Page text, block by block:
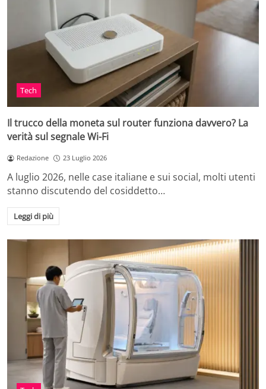
Tech
Il trucco della moneta sul router funziona davvero? La
verità sul segnale Wi-Fi
Redazione 23 Luglio 2026
A luglio 2026, nelle case italiane e sui social, molti utenti
stanno discutendo del cosiddetto…
Leggi di più